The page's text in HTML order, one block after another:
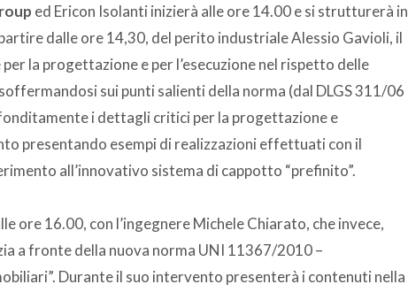
ed Ericon Isolanti inizierà alle ore 14.00 e si strutturerà in
dalle ore 14,30, del perito industriale Alessio Gavioli, il
la progettazione e per l’esecuzione nel rispetto delle
sui punti salienti della norma (dal DLGS 311/06
i dettagli critici per la progettazione e
presentando esempi di realizzazioni effettuati con il
all’innovativo sistema di cappotto “prefinito”.
ore 16.00, con l’ingegnere Michele Chiarato, che invece,
a fronte della nuova norma UNI 11367/2010 –
Durante il suo intervento presenterà i contenuti nella